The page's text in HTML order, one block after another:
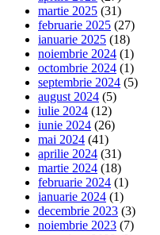
martie 2025 (31)
februarie 2025 (27)
ianuarie 2025 (18)
noiembrie 2024 (1)
octombrie 2024 (1)
septembrie 2024 (5)
august 2024 (5)
iulie 2024 (12)
iunie 2024 (26)
mai 2024 (41)
aprilie 2024 (31)
martie 2024 (18)
februarie 2024 (1)
ianuarie 2024 (1)
decembrie 2023 (3)
noiembrie 2023 (7)